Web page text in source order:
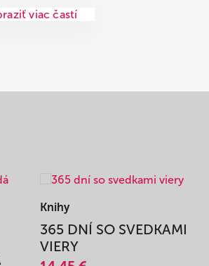
viac častí
Knihy
365 DNÍ SO SVEDKAMI
VIERY